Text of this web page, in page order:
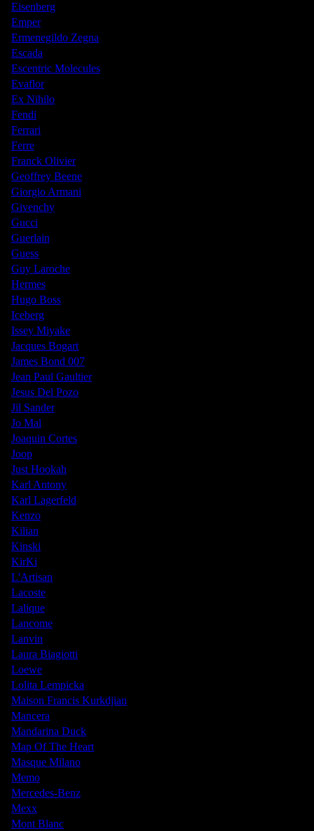
Eisenberg
Emper
Ermenegildo Zegna
Escada
Escentric Molecules
Evaflor
Ex Nihilo
Fendi
Ferrari
Ferre
Franck Olivier
Geoffrey Beene
Giorgio Armani
Givenchy
Gucci
Guerlain
Guess
Guy Laroche
Hermes
Hugo Boss
Iceberg
Issey Miyake
Jacques Bogart
James Bond 007
Jean Paul Gaultier
Jesus Del Pozo
Jil Sander
Jo Mal
Joaquin Cortes
Joop
Just Hookah
Karl Antony
Karl Lagerfeld
Kenzo
Kilian
Kinski
KirKi
L'Artisan
Lacoste
Lalique
Lancome
Lanvin
Laura Biagiotti
Loewe
Lolita Lempicka
Maison Francis Kurkdjian
Mancera
Mandarina Duck
Map Of The Heart
Masque Milano
Memo
Mercedes-Benz
Mexx
Mont Blanc